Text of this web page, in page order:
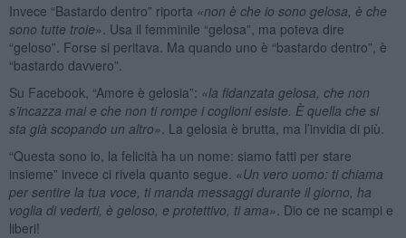
Invece “Bastardo dentro” riporta «non è che io sono gelosa, è che
sono tutte troie». Usa il femminile “gelosa”, ma poteva dire
“geloso”. Forse si peritava. Ma quando uno è “bastardo dentro”, è
“bastardo davvero”.
Su Facebook, “Amore è gelosia”: «la fidanzata gelosa, che non
s’incazza mai e che non ti rompe i coglioni esiste. È quella che si
sta già scopando un altro» . La gelosia è brutta, ma l’invidia di più.
“Questa sono io, la felicità ha un nome: siamo fatti per stare
insieme” invece ci rivela quanto segue. «Un vero uomo: ti chiama
per sentire la tua voce, ti manda messaggi durante il giorno, ha
voglia di vederti, è geloso, e protettivo, ti ama» . Dio ce ne scampi e
liberi!